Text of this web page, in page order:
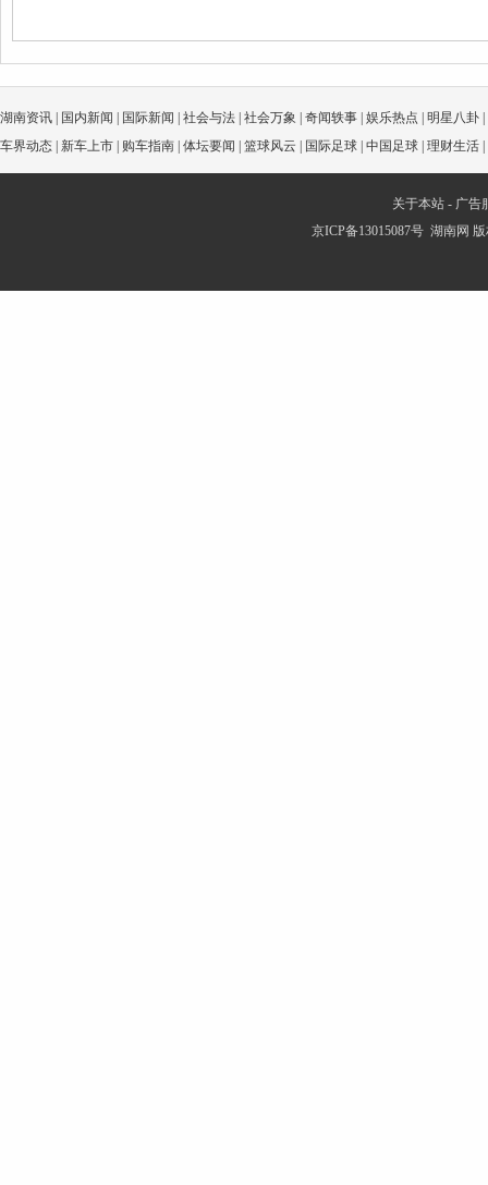
湖南资讯 国内新闻 国际新闻 社会与法 社会万象 奇闻轶事 娱乐热点 明星八卦
车界动态
新车上市 购车指南 体坛要闻 篮球风云 国际足球 中国足球 理财生活
关于本站 - 广告
京ICP备13015087号湖南网